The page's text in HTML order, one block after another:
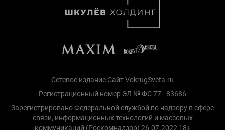
Сетевое издание Сайт VokrugSveta.ru
Регистрационный номер ЭЛ № ФС 77 - 83686
Зарегистрировано Федеральной службой по надзору в сфере
связи, информационных технологий и массовых
коммуникаций (Роскомнадзор) 26.07.2022 18+